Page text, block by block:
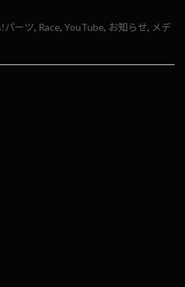
パーツ, Race, YouTube, お知らせ, メデ